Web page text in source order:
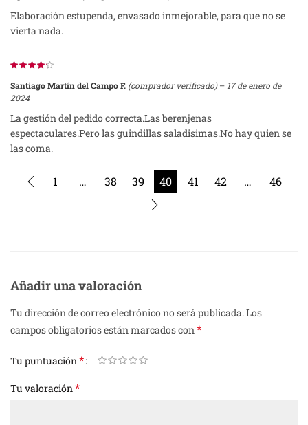
Elaboración estupenda, envasado inmejorable, para que no se
vierta nada.
Santiago Martín del Campo F. (comprador verificado) –17 de enero de
2024
La gestión del pedido correcta.Las berenjenas
espectaculares.Pero las guindillas saladisimas.No hay quien se
las coma.
1 … 38 39 40 41 42 … 46
Añadir una valoración
Tu dirección de correo electrónico no será publicada.Los
campos obligatorios están marcados con*
Tu puntuación*
Tu valoración*